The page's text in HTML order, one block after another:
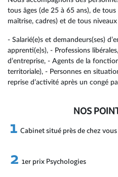
tous âges (de 25 à 65 ans), de
maîtrise, cadres) et de tous
- Salarié(e)s et demandeurs(ses)
apprenti(e)s), - Professions
d’entreprise, - Agents de la
territoriale), - Personnes en
reprise d’activité après un congé
NOS
Cabinet situé près de chez vous
1er prix Psychologies